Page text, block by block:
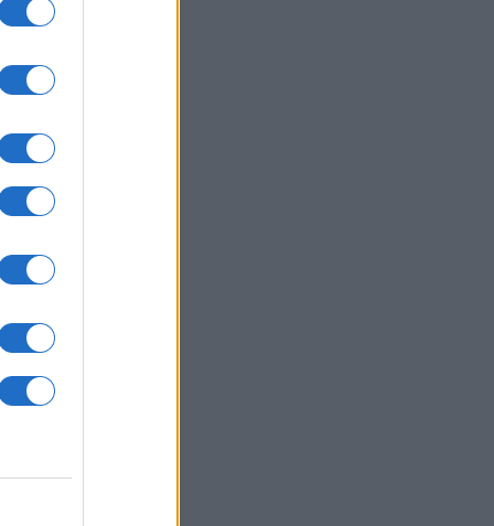
χήρες» της Ρωσίας εν
πολέμου: Παντρεύονται
θανάτου
08/26 - 23:16
06/08/26 - 22:47
τα πλαστά διαβατήρια στα δίκτυα
Ο ρόλος της Τουρκίας
σύγχρονες μεταναστευτικές